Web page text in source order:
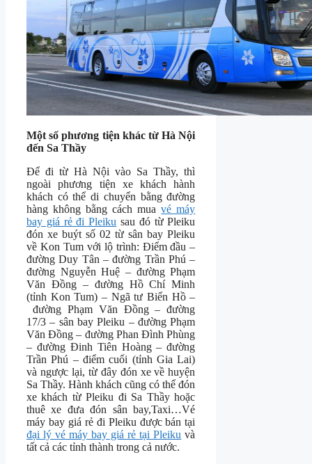
Một số phương tiện khác từ Hà Nội
đến Sa Thầy
Để đi từ Hà Nội vào Sa Thầy, thì
ngoài phương tiện xe khách hành
khách có thể di chuyển bằng đường
hàng không bằng cách muavé máy
bay giá rẻ đi Pleiku sau đó từ Pleiku
đón xe buýt số 02 từ sân bay Pleiku
về Kon Tum với lộ trình: Điểm đầu –
đường Duy Tân – đường Trần Phú –
đường Nguyễn Huệ – đường Phạm
Văn Đồng – đường Hồ Chí Minh
(tỉnh Kon Tum) – Ngã tư Biển Hồ –
đường Phạm Văn Đồng – đường
17/3 – sân bay Pleiku – đường Phạm
Văn Đồng – đường Phan Đình Phùng
– đường Đinh Tiên Hoàng – đường
Trần Phú – điểm cuối (tỉnh Gia Lai)
và ngược lại, từ đây đón xe về huyện
Sa Thầy. Hành khách cũng có thể đón
xe khách từ Pleiku đi Sa Thầy hoặc
thuê xe đưa đón sân bay,Taxi…Vé
máy bay giá rẻ đi Pleiku được bán tại
đại lý vé máy bay giá rẻ tại Pleiku và
tất cả các tỉnh thành trong cả nước.